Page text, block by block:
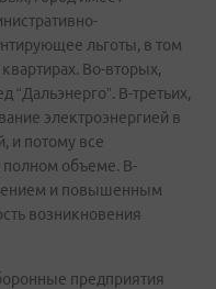
льготы, в том
Во-вторых,
“Дальэнерго”. В-третьих,
электроэнергией в
и потому все
полном объеме. В-
и повышенным
возникновения
предприятия